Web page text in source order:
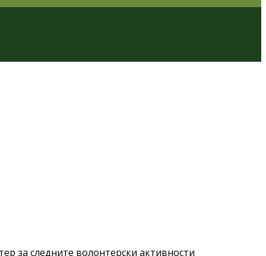
за следните волонтерски активности